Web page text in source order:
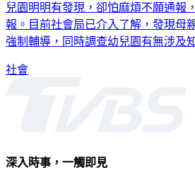
兒園明明有發現，卻怕麻煩不願通報
報。目前社會局已介入了解，發現母
強制輔導，同時調查幼兒園有無涉及
社會
深入時事，一觸即見